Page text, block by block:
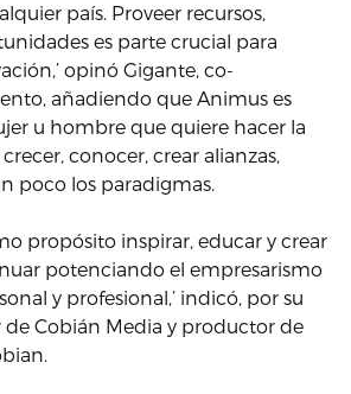
país. Proveer recursos,
es parte crucial para
opinó Gigante, co-
añadiendo que Animus es
u hombre que quiere hacer la
conocer, crear alianzas,
poco los paradigmas.
propósito inspirar, educar y crear
potenciando el empresarismo
y profesional,’ indicó, por su
de Cobián Media y productor de